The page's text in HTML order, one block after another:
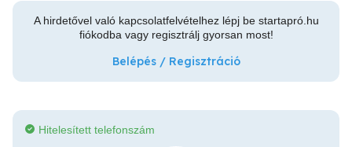
A hirdetővel való kapcsolatfelvételhez lépj be startapró.hu
fiókodba vagy regisztrálj gyorsan most!
Belépés / Regisztráció
Hitelesített telefonszám